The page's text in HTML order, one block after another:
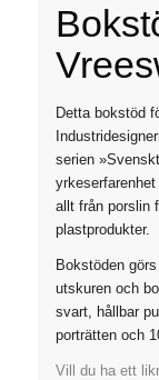
Detta bokstöd
serien
allt från porslin
plastprodukter.
Bokstöden
utskuren och
svart, hållbar
porträtten och
Vill du ha ett